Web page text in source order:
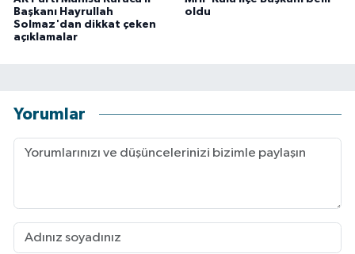
Başkanı Hayrullah
Solmaz'dan dikkat çeken
açıklamalar
oldu
Yorumlar